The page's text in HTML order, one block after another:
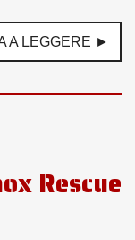
A LEGGERE ►
Rescue